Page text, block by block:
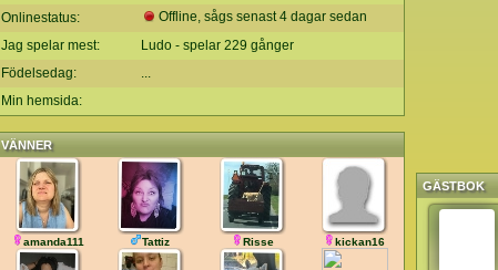
Onlinestatus:
Offline, sågs senast 4 dagar sedan
Jag spelar mest:
Ludo - spelar 229 gånger
Födelsedag:
...
Min hemsida:
VÄNNER
amanda111 Tattiz Risse kickan16
GÄSTBOK